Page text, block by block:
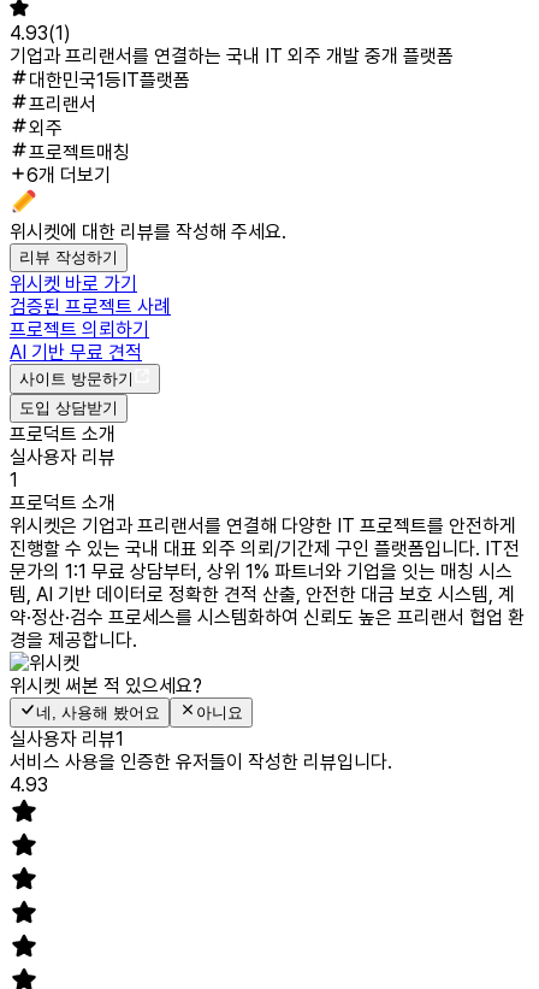
4.93(1)
기업과 프리랜서를 연결하는 국내 IT 외주 개발 중개 플랫폼
대한민국1등IT플랫폼
프리랜서
외주
프로젝트매칭
6개 더보기
위시켓에 대한 리뷰를 작성해 주세요.
리뷰 작성하기
위시켓 바로 가기
검증된 프로젝트 사례
프로젝트 의뢰하기
AI 기반 무료 견적
사이트 방문하기
도입 상담받기
프로덕트 소개
실사용자 리뷰
1
프로덕트 소개
위시켓은 기업과 프리랜서를 연결해 다양한 IT 프로젝트를 안전하게
진행할 수 있는 국내 대표 외주 의뢰/기간제 구인 플랫폼입니다. IT전
문가의 1:1 무료 상담부터, 상위 1% 파트너와 기업을 잇는 매칭 시스
템, AI 기반 데이터로 정확한 견적 산출, 안전한 대금 보호 시스템, 계
약·정산·검수 프로세스를 시스템화하여 신뢰도 높은 프리랜서 협업 환
경을 제공합니다.
위시켓 써본 적 있으세요?
네, 사용해 봤어요 아니요
실사용자 리뷰1
서비스 사용을 인증한 유저들이 작성한 리뷰입니다.
4.93